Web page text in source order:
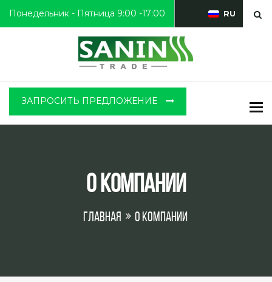
Понедельник - Пятница 9:00 -17:00 RU
ЗАПРОСИТЬ ПРЕДЛОЖЕНИЕ
о компании
Главная о компании